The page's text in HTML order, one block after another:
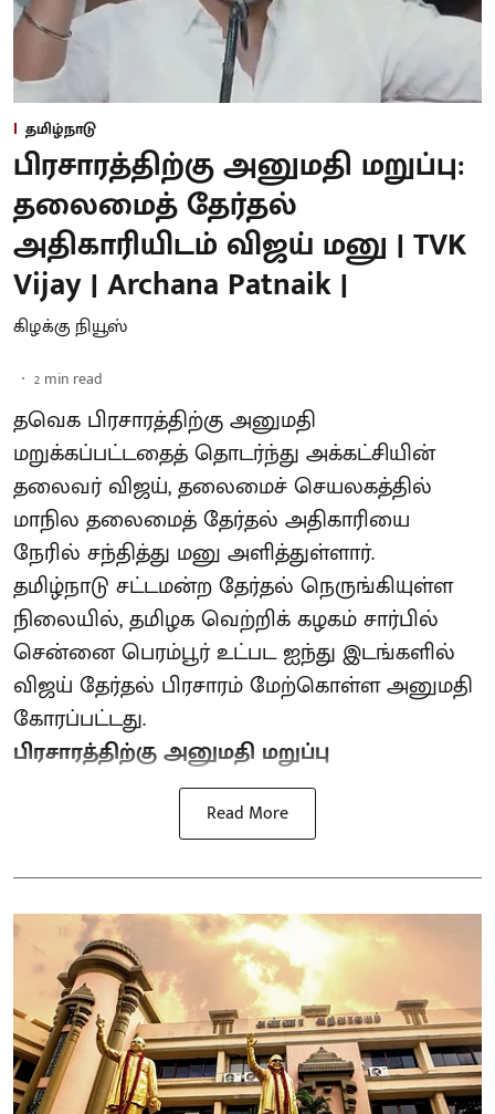
தமிழ்நாடு
பிரசாரத்திற்கு அனுமதி மறுப்பு:
தலைமைத் தேர்தல்
அதிகாரியிடம் விஜய் மனு | TVK
Vijay | Archana Patnaik |
கிழக்கு நியூஸ்
2 min read
தவெக பிரசாரத்திற்கு அனுமதி
மறுக்கப்பட்டதைத் தொடர்ந்து அக்கட்சியின்
தலைவர் விஜய், தலைமைச் செயலகத்தில்
மாநில தலைமைத் தேர்தல் அதிகாரியை
நேரில் சந்தித்து மனு அளித்துள்ளார்.
தமிழ்நாடு சட்டமன்ற தேர்தல் நெருங்கியுள்ள
நிலையில், தமிழக வெற்றிக் கழகம் சார்பில்
சென்னை பெரம்பூர் உட்பட ஐந்து இடங்களில்
விஜய் தேர்தல் பிரசாரம் மேற்கொள்ள அனுமதி
கோரப்பட்டது.
பிரசாரத்திற்கு அனுமதி மறுப்பு
Read More